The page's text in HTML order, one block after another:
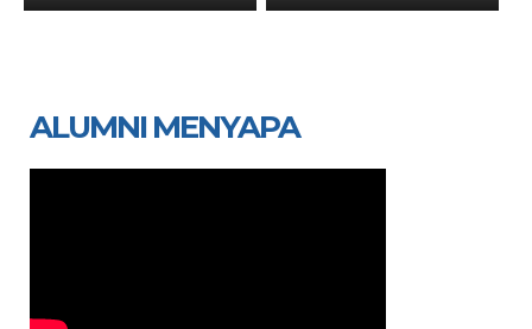
ALUMNI MENYAPA